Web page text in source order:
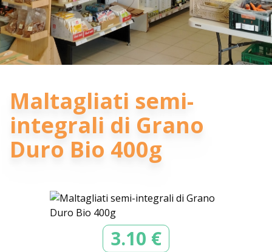
Maltagliati semi-
integrali di Grano
Duro Bio 400g
3.10 €